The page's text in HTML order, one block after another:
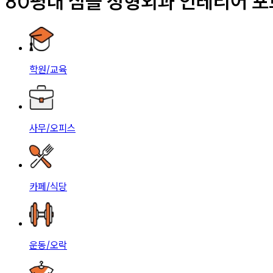
학원/교육
사무/오피스
카페/식당
운동/오락